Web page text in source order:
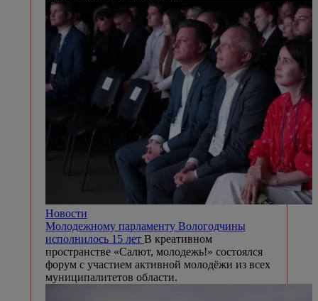
Новости
Молодежному парламенту Вологодчины
исполнилось 15 лет В креативном
пространстве «Салют, молодежь!» состоялся
форум с участием активной молодёжи из всех
муниципалитетов области.